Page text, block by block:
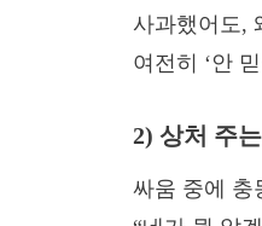
사과했어도,
여전히 ‘안
2) 상처 주
싸움 중에 충